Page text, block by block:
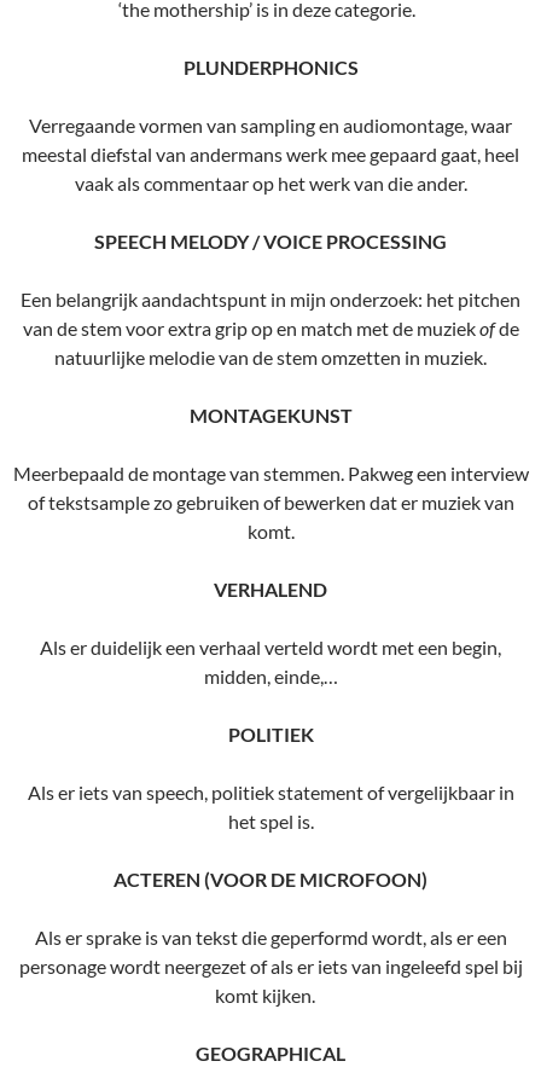
‘the mothership’ is in deze categorie.
PLUNDERPHONICS
Verregaande vormen van sampling en audiomontage, waar
meestal diefstal van andermans werk mee gepaard gaat, heel
vaak als commentaar op het werk van die ander.
SPEECH MELODY / VOICE PROCESSING
Een belangrijk aandachtspunt in mijn onderzoek: het pitchen
van de stem voor extra grip op en match met de muziekofde
natuurlijke melodie van de stem omzetten in muziek.
MONTAGEKUNST
Meerbepaald de montage van stemmen. Pakweg een interview
of tekstsample zo gebruiken of bewerken dat er muziek van
komt.
VERHALEND
Als er duidelijk een verhaal verteld wordt met een begin,
midden, einde,…
POLITIEK
Als er iets van speech, politiek statement of vergelijkbaar in
het spel is.
ACTEREN (VOOR DE MICROFOON)
Als er sprake is van tekst die geperformd wordt, als er een
personage wordt neergezet of als er iets van ingeleefd spel bij
komt kijken.
GEOGRAPHICAL